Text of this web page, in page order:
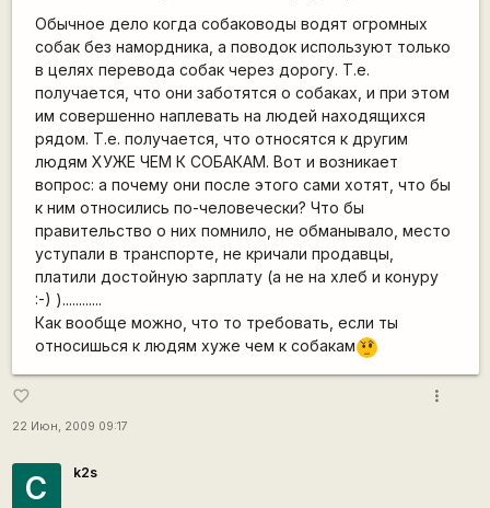
Обычное дело когда собаководы водят огромных
собак без намордника, а поводок используют только
в целях перевода собак через дорогу. Т.е.
получается, что они заботятся о собаках, и при этом
им совершенно наплевать на людей находящихся
рядом. Т.е. получается, что относятся к другим
людям ХУЖЕ ЧЕМ К СОБАКАМ. Вот и возникает
вопрос: а почему они после этого сами хотят, что бы
к ним относились по-человечески? Что бы
правительство о них помнило, не обманывало, место
уступали в транспорте, не кричали продавцы,
платили достойную зарплату (а не на хлеб и конуру
:-) )............
Как вообще можно, что то требовать, если ты
относишься к людям хуже чем к собакам???
favorite_border
22 Июн, 2009 09:17
more_vert
С k2s